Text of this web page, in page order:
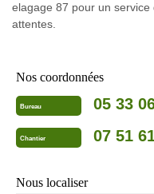
elagage 87 pour un
attentes.
Nos coordonnées
Bureau 05 33
Chantier 07 51
Nous localiser